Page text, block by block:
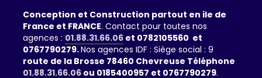
Conception et Construction partout en ile de
France et FRANCE. Contact pour toutes nos
agences : 01.88.31.66.06 et 0782105560 et
0767790279.Nos agences IDF : Siège social : 9
route de la Brosse 78460 Chevreuse Téléphone
01.88.31.66.06 ou 0185400957 et 0767790279.